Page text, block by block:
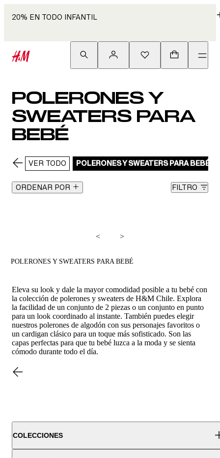
20% EN TODO INFANTIL
POLERONES Y
SWEATERS PARA
BEBÉ
VER TODO POLERONES Y SWEATERS PARA BEBÉ
ORDENAR POR FILTRO
< >
POLERONES Y SWEATERS PARA BEBÉ
Eleva su look y dale la mayor comodidad posible a tu bebé con
la colección de polerones y sweaters de H&M Chile. Explora
la facilidad de un conjunto de 2 piezas o un conjunto en punto
para un look coordinado al instante. También puedes elegir
nuestros polerones de algodón con sus personajes favoritos o
un cardigan clásico para un toque más sofisticado. Son las
capas perfectas para que tu bebé luzca a la moda y se sienta
cómodo durante todo el día.
COLECCIONES